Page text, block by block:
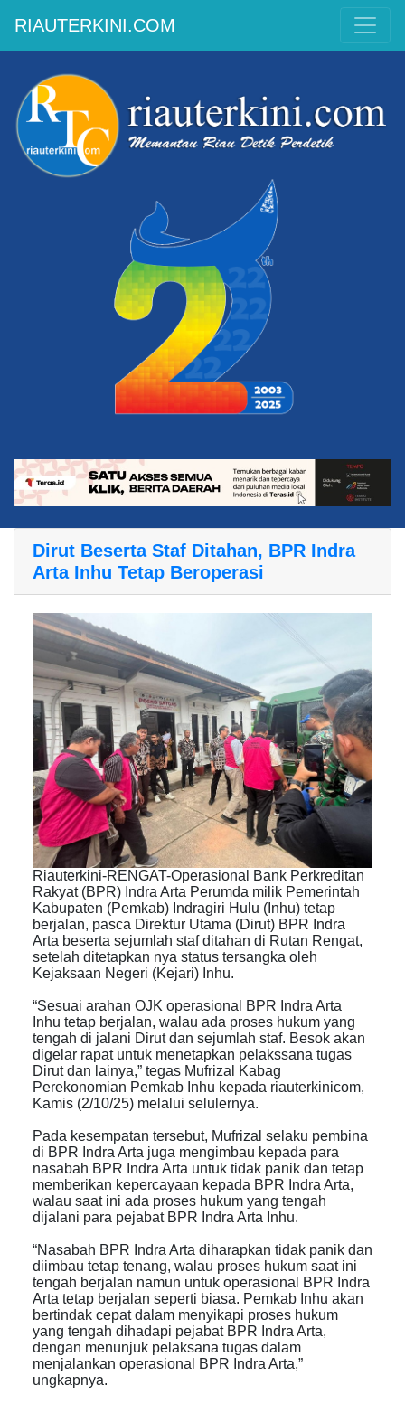
RIAUTERKINI.COM
Dirut Beserta Staf Ditahan, BPR Indra
Arta Inhu Tetap Beroperasi
Riauterkini-RENGAT-Operasional Bank Perkreditan
Rakyat (BPR) Indra Arta Perumda milik Pemerintah
Kabupaten (Pemkab) Indragiri Hulu (Inhu) tetap
berjalan, pasca Direktur Utama (Dirut) BPR Indra
Arta beserta sejumlah staf ditahan di Rutan Rengat,
setelah ditetapkan nya status tersangka oleh
Kejaksaan Negeri (Kejari) Inhu.
“Sesuai arahan OJK operasional BPR Indra Arta
Inhu tetap berjalan, walau ada proses hukum yang
tengah di jalani Dirut dan sejumlah staf. Besok akan
digelar rapat untuk menetapkan pelakssana tugas
Dirut dan lainya,” tegas Mufrizal Kabag
Perekonomian Pemkab Inhu kepada riauterkinicom,
Kamis (2/10/25) melalui selulernya.
Pada kesempatan tersebut, Mufrizal selaku pembina
di BPR Indra Arta juga mengimbau kepada para
nasabah BPR Indra Arta untuk tidak panik dan tetap
memberikan kepercayaan kepada BPR Indra Arta,
walau saat ini ada proses hukum yang tengah
dijalani para pejabat BPR Indra Arta Inhu.
“Nasabah BPR Indra Arta diharapkan tidak panik dan
diimbau tetap tenang, walau proses hukum saat ini
tengah berjalan namun untuk operasional BPR Indra
Arta tetap berjalan seperti biasa. Pemkab Inhu akan
bertindak cepat dalam menyikapi proses hukum
yang tengah dihadapi pejabat BPR Indra Arta,
dengan menunjuk pelaksana tugas dalam
menjalankan operasional BPR Indra Arta,”
ungkapnya.